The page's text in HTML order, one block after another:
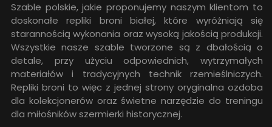
Szable polskie, jakie proponujemy naszym klientom to
doskonałe repliki broni białej, które wyróżniają się
starannością wykonania oraz wysoką jakością produkcji.
Wszystkie nasze szable tworzone są z dbałością o
detale, przy użyciu odpowiednich, wytrzymałych
materiałów i tradycyjnych technik rzemieślniczych.
Repliki broni to więc z jednej strony oryginalna ozdoba
dla kolekcjonerów oraz świetne narzędzie do treningu
dla miłośników szermierki historycznej.